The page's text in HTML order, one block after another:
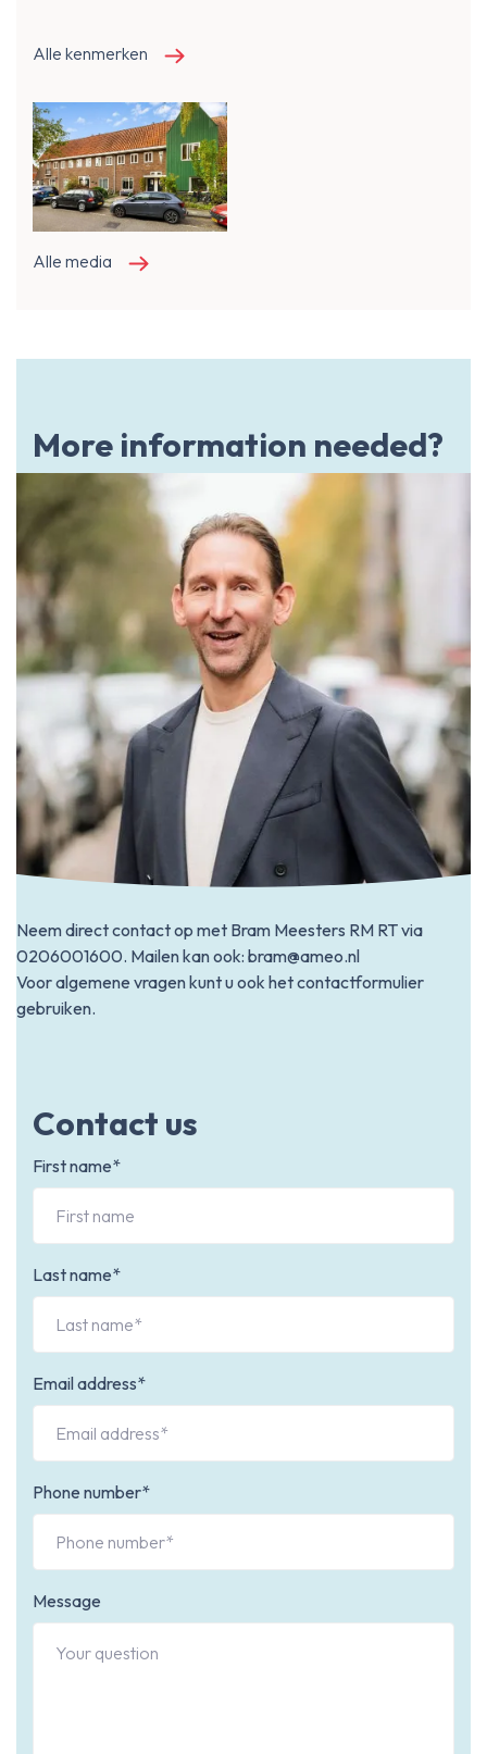
Alle kenmerken
Alle media
More information needed?
Neem direct contact op met Bram Meesters RM RT via
0206001600. Mailen kan ook: bram@ameo.nl
Voor algemene vragen kunt u ook het contactformulier
gebruiken.
Contact us
First name*
Last name*
Email address*
Phone number*
Message